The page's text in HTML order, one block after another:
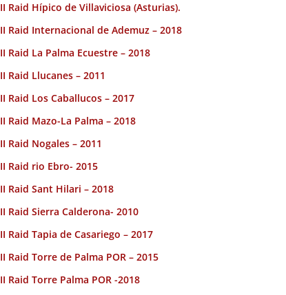
II Raid Hípico de Villaviciosa (Asturias).
II Raid Internacional de Ademuz – 2018
II Raid La Palma Ecuestre – 2018
II Raid Llucanes – 2011
II Raid Los Caballucos – 2017
II Raid Mazo-La Palma – 2018
II Raid Nogales – 2011
II Raid rio Ebro- 2015
II Raid Sant Hilari – 2018
II Raid Sierra Calderona- 2010
II Raid Tapia de Casariego – 2017
II Raid Torre de Palma POR – 2015
II Raid Torre Palma POR -2018